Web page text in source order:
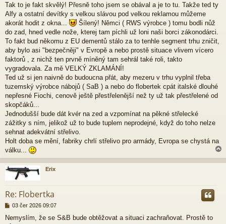
í
s
p
ě
e
k
Tak to je fakt skvělý! Přesně toho jsem se obával a je to tu. Takže ted ty
Alfy a ostatní devítky s velkou slávou pod velkou reklamou můžeme
akorát hodit z okna...
Šílený! Němci ( RWS výrobce ) tomu bodli nůž
do zad, hned vedle nože, kterej tam píchli už loni naši borci zákonodárci.
To fakt bud někomu z EU dementů stálo za to tenhle segment trhu zničit,
aby bylo asi "bezpečněji" v Evropě a nebo prostě situace vlivem vícero
faktorů , z nichž ten prvně míněný tam sehrál také roli, takto
vygradovala. Za mě VELKÝ ZKLAMÁNÍ!
Ted už si jen naivně do budoucna přát, aby mezeru v trhu vyplnil třeba
tuzemský výrobce nábojů ( SaB ) a nebo do flobertek cpát italské dlouhé
nepřesné Fiochi, cenově ještě přestřelenější než ty už tak přestřelené od
skopčáků...
Jednodušší bude dát kvér na zed a vzpomínat na pěkné střelecké
zážitky s ním, jelikož už to bude tuplem neprodejné, když do toho nelze
sehnat adekvátní střelivo.
Holt doba se mění, fabriky chrlí střelivo pro armády, Evropa se chystá na
válku...
a
h
Erix
Re: Flobertka
P
í
03 čer 2026 09:07
Nemyslím, že se S&B bude obtěžovat a situaci zachraňovat. Prostě to